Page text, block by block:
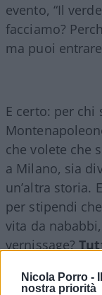
Nicola Porro -
nostra priorità
evento, “Il
facciamo?
ma puoi
E certo: per chi
che volete che
a Milano, sia
un’altra storia.
per stipendi
vita da
vernissage?
Speriamo
in più, vista la